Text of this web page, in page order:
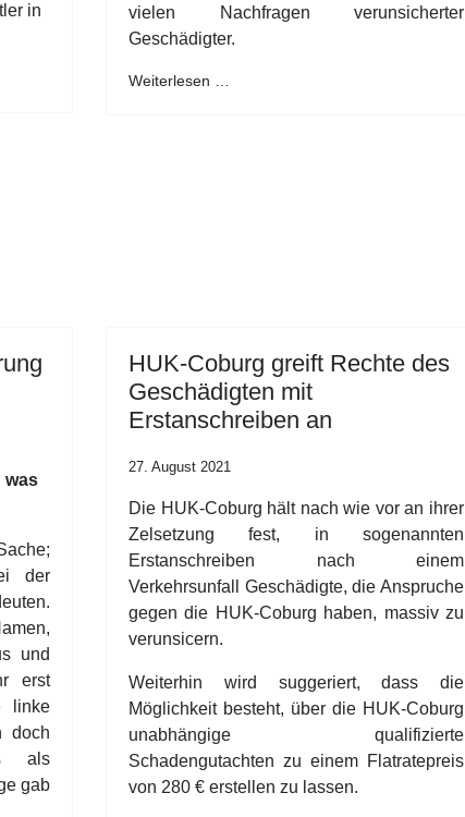
in
vielen Nachfragen verunsicherter
Geschädigter.
Weiterlesen …
was
der
und
erst
linke
doch
als
gab
HUK-Coburg greift Rechte des
Geschädigten mit
Erstanschreiben an
27. August 2021
Die HUK-Coburg hält nach wie vor an ihrer
Zelsetzung fest, in sogenannten
Erstanschreiben nach einem
Verkehrsunfall Geschädigte, die Anspruche
gegen die HUK-Coburg haben, massiv zu
verunsicern.
Weiterhin wird suggeriert, dass die
Möglichkeit besteht, über die HUK-Coburg
unabhängige qualifizierte
Schadengutachten zu einem Flatratepreis
von 280 € erstellen zu lassen.